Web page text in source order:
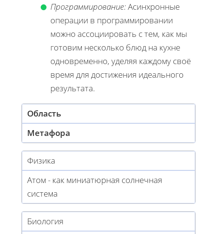
Программирование:Асинхронные
операции в программировании
можно ассоциировать с тем, как мы
готовим несколько блюд на кухне
одновременно, уделяя каждому своё
время для достижения идеального
результата.
Область
Метафора
Физика
Атом - как миниатюрная солнечная
система
Биология